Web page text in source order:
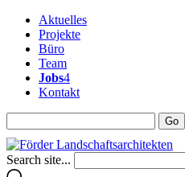
Aktuelles
Projekte
Büro
Team
Jobs4
Kontakt
Search site...